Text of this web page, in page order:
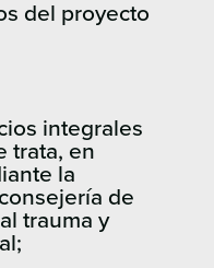
del proyecto
integrales
trata, en
la
de
trauma y